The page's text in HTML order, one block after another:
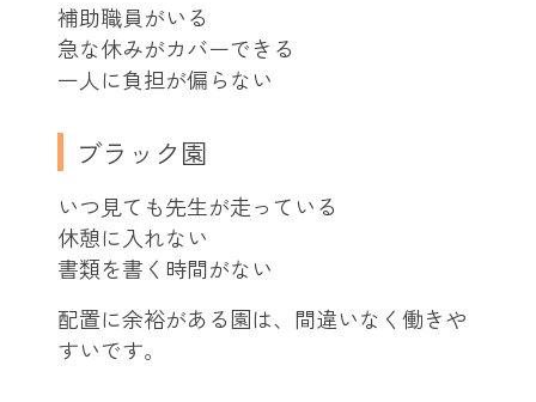
補助職員がいる
急な休みがカバーできる
一人に負担が偏らない
ブラック園
いつ見ても先生が走っている
休憩に入れない
書類を書く時間がない
配置に余裕がある園は、間違いなく働きや
すいです。